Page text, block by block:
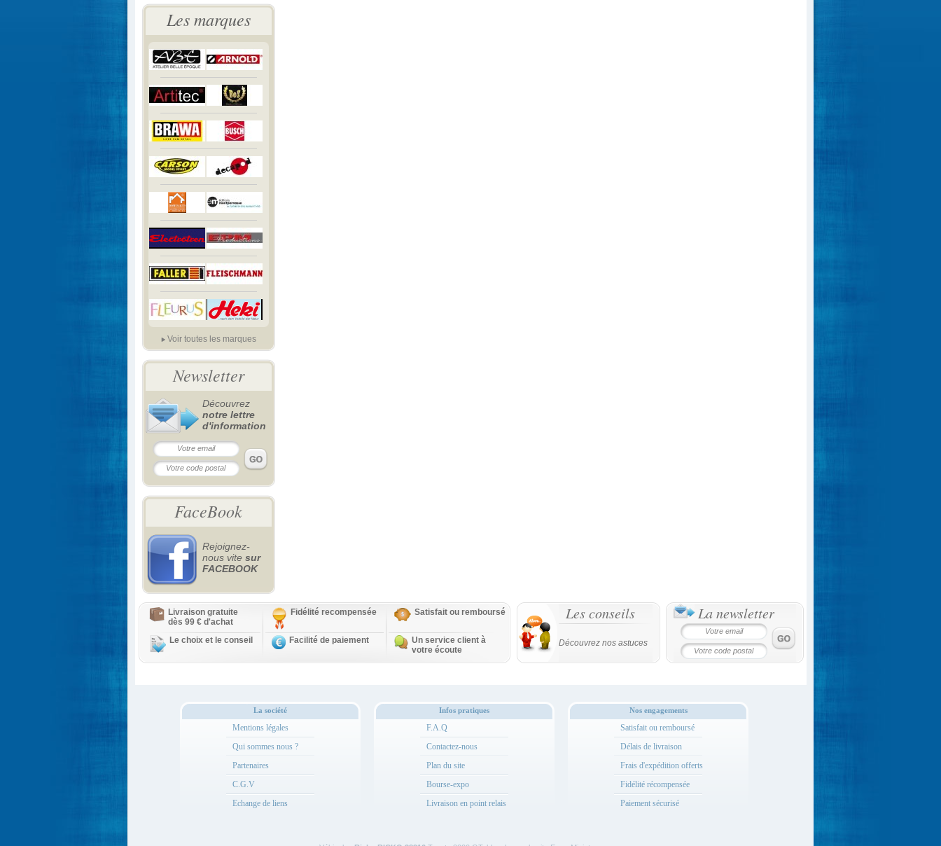
Les marques
Voir toutes les marques
Newsletter
Découvrez
notre lettre
d'information
FaceBook
Rejoignez-
nous vite sur
FACEBOOK
Livraison gratuite
dès 99 € d'achat
Fidélité recompensée Satisfait ou remboursé
Le choix et le conseil Facilité de paiement
Un service client à
votre écoute
Les conseils
Découvrez nos astuces
La newsletter
La société
Mentions légales
Qui sommes nous ?
Partenaires
C.G.V
Echange de liens
Infos pratiques
F.A.Q
Contactez-nous
Plan du site
Bourse-expo
Livraison en point relais
Nos engagements
Satisfait ou remboursé
Délais de livraison
Frais d'expédition offerts
Fidélité récompensée
Paiement sécurisé